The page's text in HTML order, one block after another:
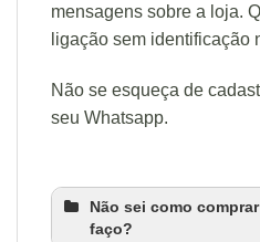
mensagens sobre a loja.
ligação sem identificação
Não se esqueça de
seu Whatsapp.
Não sei como
faço?